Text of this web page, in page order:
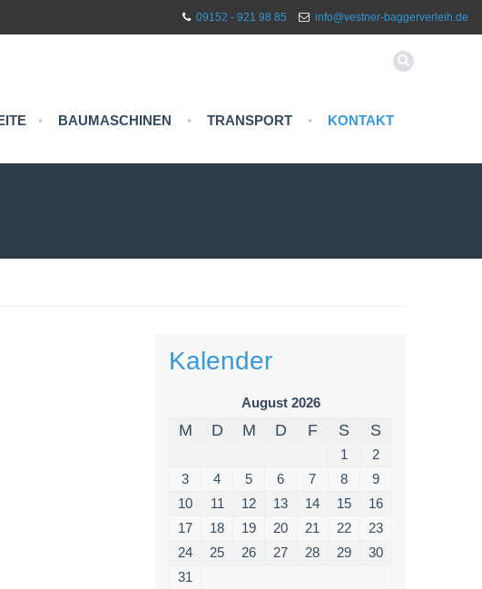
09152 - 921 98 85 info@vestner-baggerverleih.de
• BAUMASCHINEN • TRANSPORT • KONTAKT
Kalender
August 2026
M D M D F S S
1
2
3
4 5 6 7 8
9
10
11 12 13 14 15
16
17
18 19 20 21 22
23
24
25 26 27 28 29
30
31